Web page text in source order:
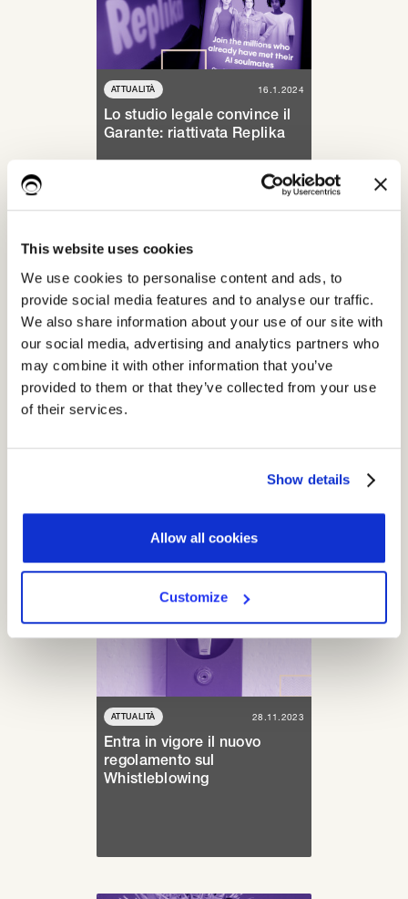
This website uses cookies
We use cookies to personalise content and ads, to
provide social media features and to analyse our traffic.
We also share information about your use of our site with
our social media, advertising and analytics partners who
may combine it with other information that you’ve
provided to them or that they’ve collected from your use
of their services.
Show details
Allow all cookies
Customize
ATTUALITÀ 16.1.2024
Lo studio legale convince il
Garante: riattivata Replika
ATTUALITÀ 28.11.2023
Entra in vigore il nuovo
regolamento sul
Whistleblowing